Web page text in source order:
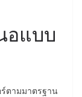
อแบบ
ตามมาตรฐาน